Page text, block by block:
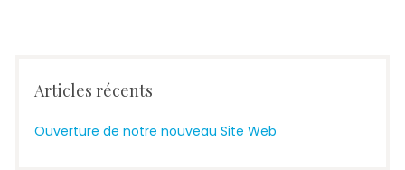
Articles récents
Ouverture de notre nouveau Site Web